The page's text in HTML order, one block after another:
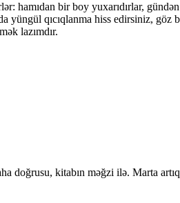
hamıdan bir boy yuxarıdırlar,
yüngül qıcıqlanma hiss edirsiniz, göz
lazımdır.
doğrusu, kitabın məğzi ilə. Marta